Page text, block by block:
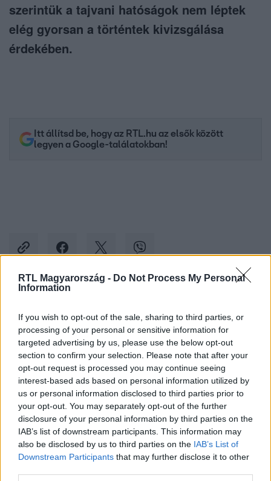
RTL Magyarország - Do Not Process My Personal
Information
If you wish to opt-out of the sale, sharing to third parties, or
processing of your personal or sensitive information for
targeted advertising by us, please use the below opt-out
section to confirm your selection. Please note that after your
opt-out request is processed you may continue seeing
interest-based ads based on personal information utilized by
us or personal information disclosed to third parties prior to
your opt-out. You may separately opt-out of the further
disclosure of your personal information by third parties on the
IAB’s list of downstream participants. This information may
also be disclosed by us to third parties on the IAB’s List of
Downstream Participants that may further disclose it to other
szerintük a tajvani hatóságok nem léptek
elég gyorsan a történtek kivizsgálása
érdekében.
Itt állítsd be, hogy az RTL.hu az elsők között
legyen a Google-találatokban!
Facebookon is!
Követem
KÜLFÖLD #TAJVAN #ÓVODA #NYUGTATÓ
#GYEREKEK BEGYÓGYSZEREZTÉK #ÓVODÁSOK